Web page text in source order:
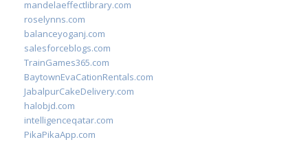
mandelaeffectlibrary.com
roselynns.com
balanceyoganj.com
salesforceblogs.com
TrainGames365.com
BaytownEvaCationRentals.com
JabalpurCakeDelivery.com
halobjd.com
intelligenceqatar.com
PikaPikaApp.com